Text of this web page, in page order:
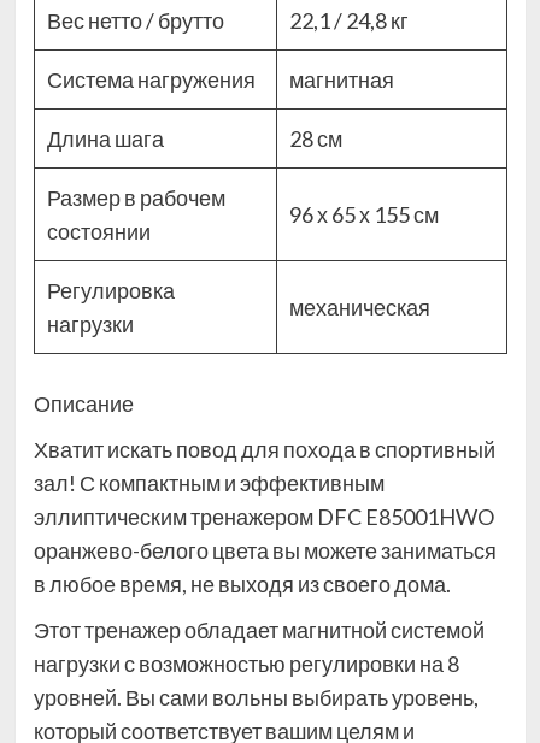
Вес нетто / брутто 22,1 / 24,8 кг
Система нагружения магнитная
Длина шага 28 см
Размер в рабочем
состоянии
96 х 65 х 155 см
Регулировка
нагрузки
механическая
Описание
Хватит искать повод для похода в спортивный
зал! С компактным и эффективным
эллиптическим тренажером DFC E85001HWO
оранжево-белого цвета вы можете заниматься
в любое время, не выходя из своего дома.
Этот тренажер обладает магнитной системой
нагрузки с возможностью регулировки на 8
уровней. Вы сами вольны выбирать уровень,
который соответствует вашим целям и